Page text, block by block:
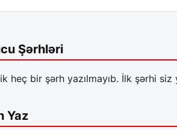
Şərhləri
heç bir şərh yazılmayıb. İlk şərhi siz
Yaz